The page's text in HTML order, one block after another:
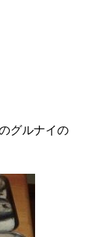
グルナイの